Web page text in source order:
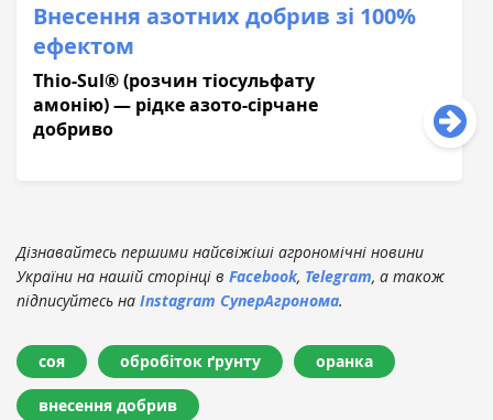
Внесення азотних добрив зі 100%
ефектом
Thio-Sul® (розчин тіосульфату
амонію) — рідке азото-сірчане
добриво
Дізнавайтесь першими найсвіжіші агрономічні новини
України на нашій сторінці в Facebook, Telegram, а також
підписуйтесь на Instagram СуперАгронома.
соя обробіток ґрунту оранка
внесення добрив